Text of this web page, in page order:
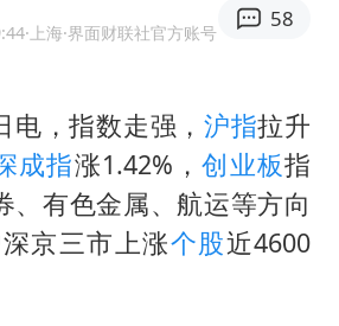
王艺迪2-4不敌张本美和止步4强
上门女婿出轨女邻居多年被判重婚罪
王传君 《披荆斩棘》
2025年小学教师减少13.19万
王艺迪无缘横滨赛决赛
·上海·界面财联社官方账号
58
电，指数走强， 沪指拉升
成指涨1.42%，创业板指
、有色金属、航运等方向
京三市上涨个股近4600